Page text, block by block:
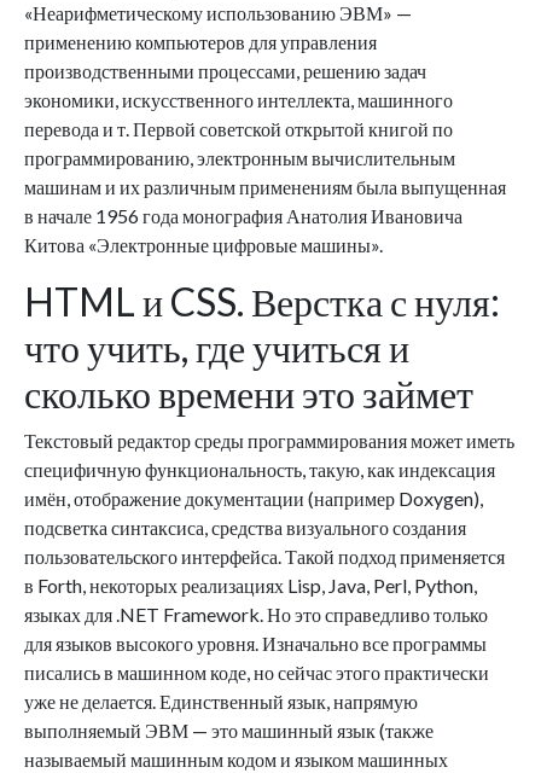
«Неарифметическому использованию ЭВМ» —
применению компьютеров для управления
производственными процессами, решению задач
экономики, искусственного интеллекта, машинного
перевода и т. Первой советской открытой книгой по
программированию, электронным вычислительным
машинам и их различным применениям была выпущенная
в начале 1956 года монография Анатолия Ивановича
Китова «Электронные цифровые машины».
HTML и CSS. Верстка с нуля:
что учить, где учиться и
сколько времени это займет
Текстовый редактор среды программирования может иметь
специфичную функциональность, такую, как индексация
имён, отображение документации (например Doxygen),
подсветка синтаксиса, средства визуального создания
пользовательского интерфейса. Такой подход применяется
в Forth, некоторых реализациях Lisp, Java, Perl, Python,
языках для .NET Framework. Но это справедливо только
для языков высокого уровня. Изначально все программы
писались в машинном коде, но сейчас этого практически
уже не делается. Единственный язык, напрямую
выполняемый ЭВМ — это машинный язык (также
называемый машинным кодом и языком машинных